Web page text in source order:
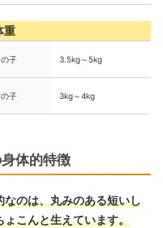
重
の子 3.5kg～5kg
子 3kg～4kg
体的特徴
のは、丸みのある短いし
こんと生えています。